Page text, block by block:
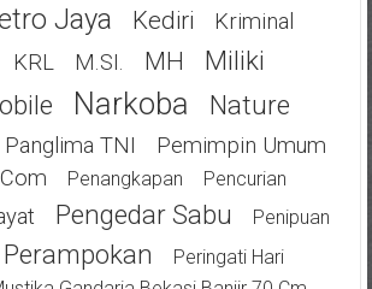
Jaya Kediri Kriminal
KRL M.SI. MH
Miliki
Narkoba Nature
Panglima TNI
Pemimpin Umum
Penangkapan Pencurian
Pengedar Sabu
Penipuan
Perampokan
Peringati Hari